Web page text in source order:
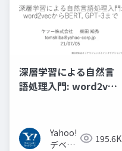
深層学習による自然言
語処理入門: word2vec
Yahoo!
デベロ
195.6K